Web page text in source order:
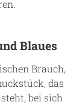
Blaues
Brauch,
das
bei sich